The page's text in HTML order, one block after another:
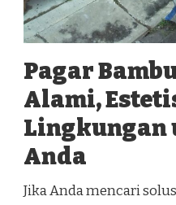
Pagar
Alami,
Lingkungan
Anda
Jika Anda mencari